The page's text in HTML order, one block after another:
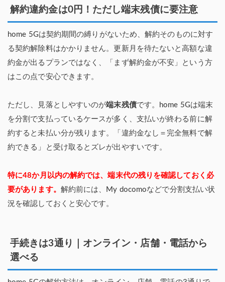
解約違約金は0円！ただし端末残債に要注意
home 5Gは契約期間の縛りがないため、解約そのものに対す
る契約解除料はかかりません。更新月を待たないと高額な違
約金が出るプランではなく、「まず解約金が不安」という方
はこの点で安心できます。
ただし、見落としやすいのが端末残債です。home 5Gは端末
を分割で支払っているケースが多く、支払いが終わる前に解
約すると未払い分が残ります。「違約金なし＝完全無料で解
約できる」と受け取るとズレが出やすいです。
特に48か月以内の解約では、端末代の残りを確認しておく必
要があります。 解約前には、My docomoなどで分割支払い状
況を確認しておくと安心です。
手続きは3通り｜オンライン・店舗・電話から
選べる